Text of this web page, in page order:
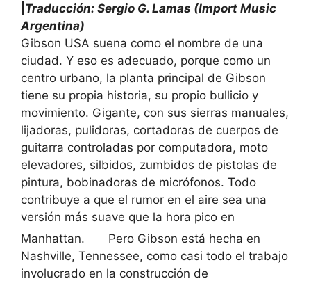
Traducción: Sergio G. Lamas (Import Music
Argentina)
Gibson USA suena como el nombre de una
ciudad. Y eso es adecuado, porque como un
centro urbano, la planta principal de Gibson
tiene su propia historia, su propio bullicio y
movimiento. Gigante, con sus sierras manuales,
lijadoras, pulidoras, cortadoras de cuerpos de
guitarra controladas por computadora, moto
elevadores, silbidos, zumbidos de pistolas de
pintura, bobinadoras de micrófonos. Todo
contribuye a que el rumor en el aire sea una
versión más suave que la hora pico en
Manhattan.
Pero Gibson está hecha en
Nashville, Tennessee, como casi todo el trabajo
involucrado en la construcción de